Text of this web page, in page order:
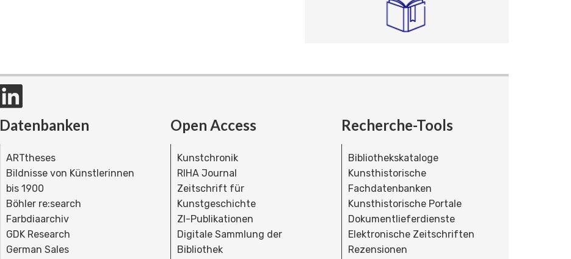
Datenbanken
ARTtheses
Bildnisse von Künstlerinnen
bis 1900
Böhler re:search
Farbdiaarchiv
GDK Research
German Sales
Open Access
Kunstchronik
RIHA Journal
Zeitschrift für
Kunstgeschichte
ZI-Publikationen
Digitale Sammlung der
Bibliothek
Recherche-Tools
Bibliothekskataloge
Kunsthistorische
Fachdatenbanken
Kunsthistorische Portale
Dokumentlieferdienste
Elektronische Zeitschriften
Rezensionen